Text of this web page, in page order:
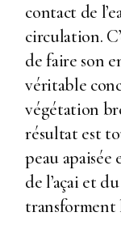
contact de
circulation.
de faire son
véritable
végétation
résultat est
peau apaisée
de l’açai et
transforment